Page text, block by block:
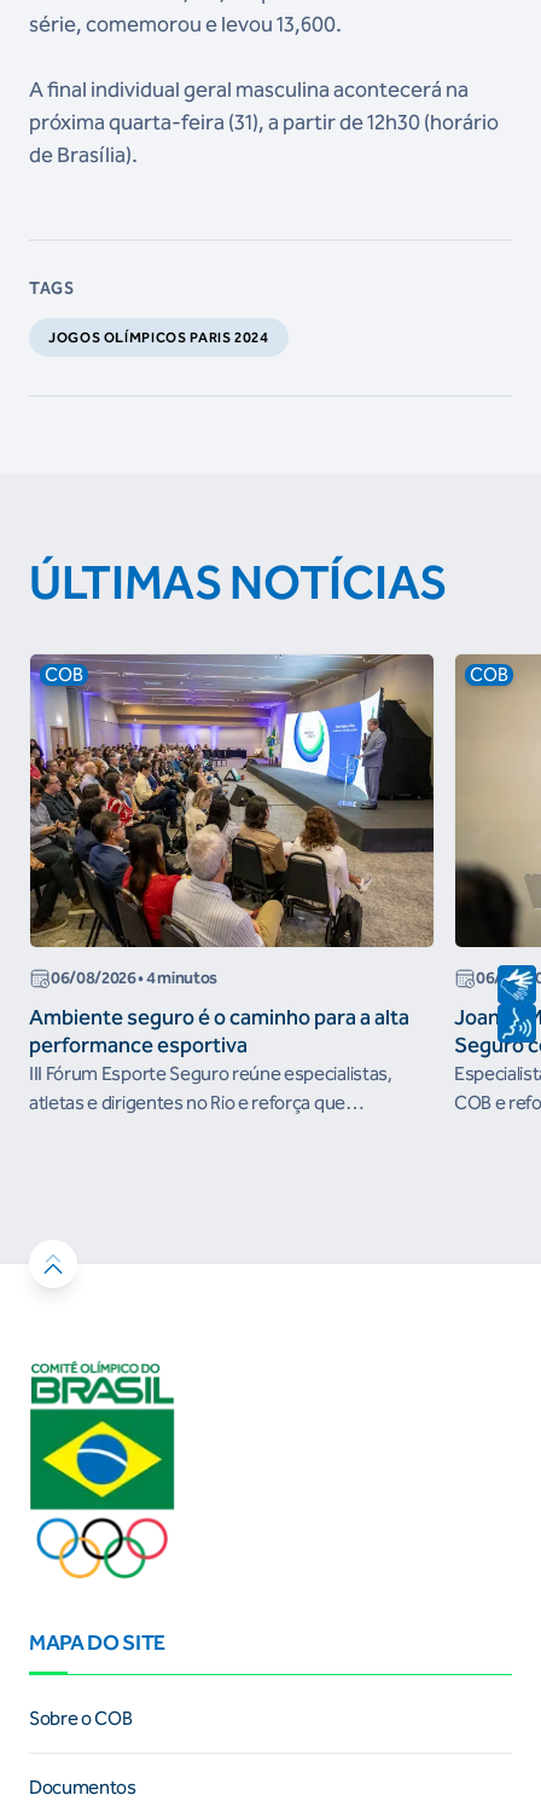
série, comemorou e levou 13,600.
A final individual geral masculina acontecerá na
próxima quarta-feira (31), a partir de 12h30 (horário
de Brasília).
TAGS
JOGOS OLÍMPICOS PARIS 2024
ÚLTIMAS NOTÍCIAS
COB
06/08/2026• 4 minutos
Ambiente seguro é o caminho para a alta
performance esportiva
III Fórum Esporte Seguro reúne especialistas,
atletas e dirigentes no Rio e reforça que
COB
06/08/
Joanna
Seguro
COB e
MAPA DO SITE
Sobre o COB
Documentos